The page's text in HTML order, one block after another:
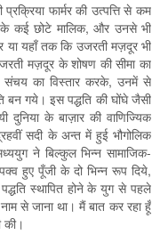
प्रक्रिया फार्मर की उत्पत्ति से कम
के कई छोटे मालिक, और उनसे भी
यहाँ तक कि उजरती मज़दूर भी
मज़दूर के शोषण की सीमा का
संचय का विस्तार करके, उनमें से
बन गये। इस पद्धति की घोंघे जैसी
के बाज़ार की वाणिज्यिक
सदी के अन्त में हुई भौगोलिक
ने बिल्कुल भिन्न सामाजिक-
हुए पूँजी के दो भिन्न रूप दिये,
स्थापित होने के युग से पहले
से जाना था। मैं बात कर रहा हूँ
की।